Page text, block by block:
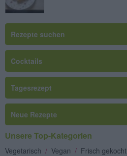
Rezepte suchen
Cocktails
Tagesrezept
Neue Rezepte
Unsere Top-Kategorien
Vegetarisch / Vegan / Frisch gekocht